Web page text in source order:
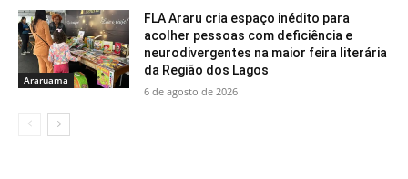
Araruama
FLA Araru cria espaço inédito para
acolher pessoas com deficiência e
neurodivergentes na maior feira literária
da Região dos Lagos
6 de agosto de 2026